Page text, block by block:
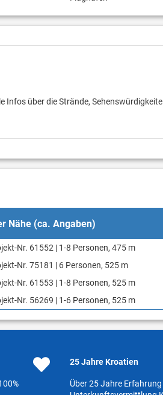
Infos über die Strände,
Nähe (ca. Angaben)
Nr. 61552 | 1-8 Personen, 475 m
Nr. 75181 | 6 Personen, 525 m
Nr. 61553 | 1-8 Personen, 525 m
Nr. 56269 | 1-6 Personen, 525 m
25 Jahre Kroatien
Über 25 Jahre